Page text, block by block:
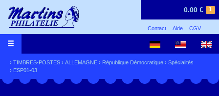
1
0.00 €
Contact Aide CGV
› TIMBRES-POSTES › ALLEMAGNE › République Démocratique › Spécialités
› ESP01-03